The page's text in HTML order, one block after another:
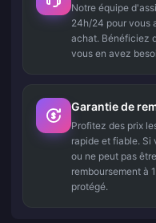
Notre équipe
24h/24 pour vous
achat. Bénéficiez
vous en avez
Garantie de
Profitez des prix
rapide et fiable. Si
ou ne peut pas
remboursement à
protégé.